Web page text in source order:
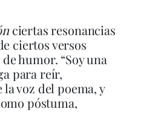
ciertas resonancias
ciertos versos
humor. “Soy una
para reír,
voz del poema, y
póstuma,